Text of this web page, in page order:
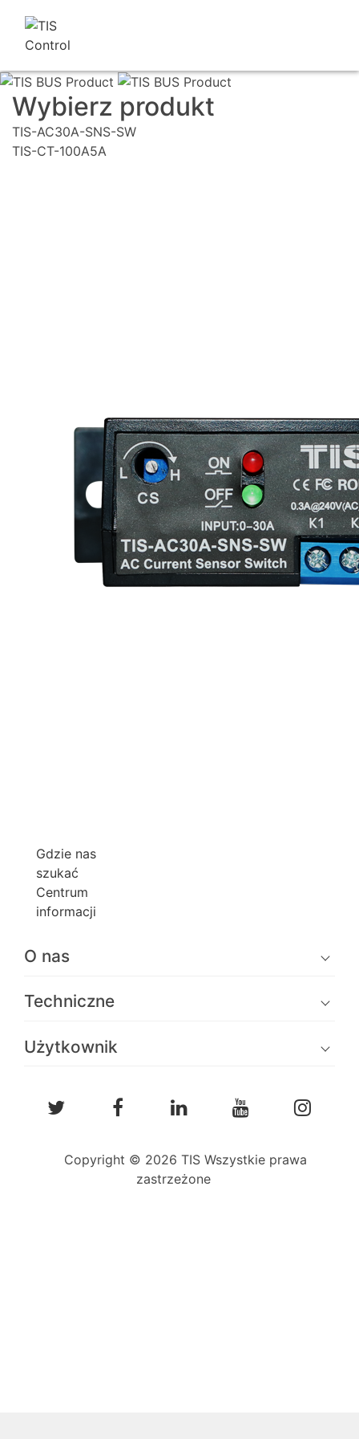
Wybierz produkt
TIS-AC30A-SNS-SW
TIS-CT-100A5A
Gdzie nas
szukać
Centrum
informacji
O nas
Techniczne
Użytkownik
Copyright © 2026 TIS Wszystkie prawa
zastrzeżone